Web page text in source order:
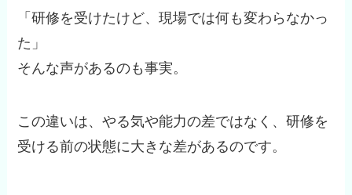
「研修を受けたけど、現場では何も変わらなかっ
た」
そんな声があるのも事実。
この違いは、やる気や能力の差ではなく、研修を
受ける前の状態に大きな差があるのです。